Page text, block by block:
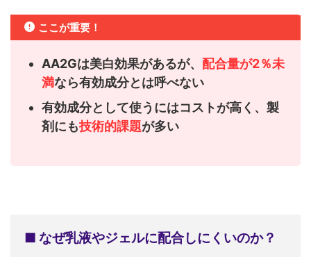
ここが重要！
AA2Gは美白効果があるが、 配合量が2％未
満なら有効成分とは呼べない
有効成分として使うにはコストが高く、製
剤にも技術的課題が多い
■ なぜ乳液やジェルに配合しにくいのか？